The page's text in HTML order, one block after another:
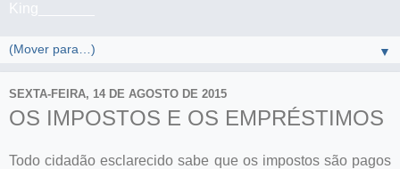
King_______
▼
SEXTA-FEIRA, 14 DE AGOSTO DE 2015
OS IMPOSTOS E OS EMPRÉSTIMOS
Todo cidadão esclarecido sabe que os impostos são pagos